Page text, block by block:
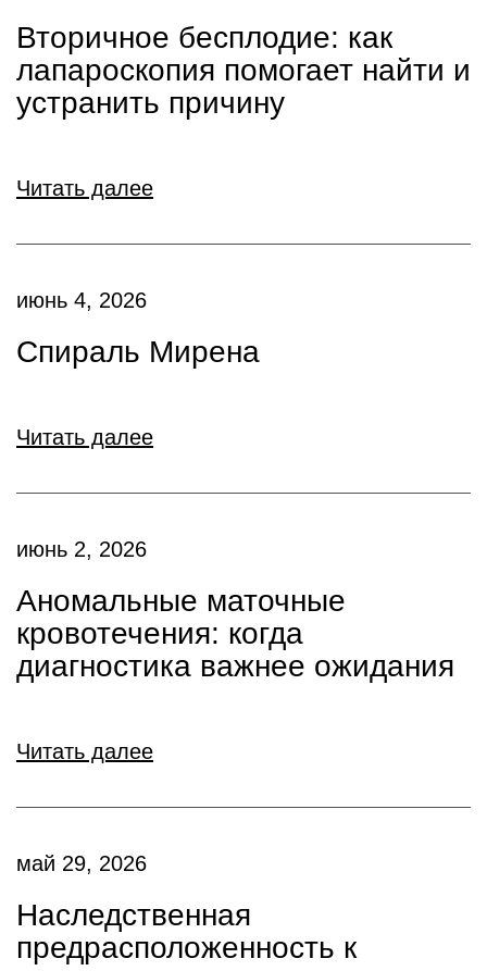
Вторичное бесплодие: как
лапароскопия помогает найти и
устранить причину
Читать далее
июнь 4, 2026
Спираль Мирена
Читать далее
июнь 2, 2026
Аномальные маточные
кровотечения: когда
диагностика важнее ожидания
Читать далее
май 29, 2026
Наследственная
предрасположенность к